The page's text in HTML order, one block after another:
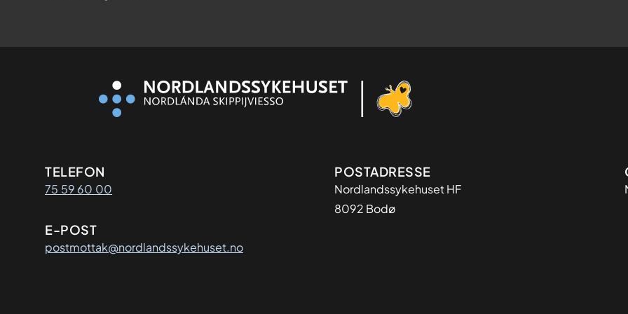
Kontaktinformasjon
TELEFON
75 59 60 00
E-POST
postmottak@nordlandssykehuset.no
Adresse
POSTADRESSE
Nordlandssykehuset HF
8092 Bodø